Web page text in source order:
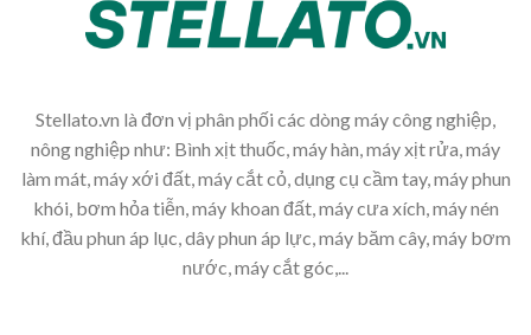
Stellato.vn là đơn vị phân phối các dòng máy công nghiệp,
nông nghiệp như: Bình xịt thuốc, máy hàn, máy xịt rửa, máy
làm mát, máy xới đất, máy cắt cỏ, dụng cụ cầm tay, máy phun
khói, bơm hỏa tiễn, máy khoan đất, máy cưa xích, máy nén
khí, đầu phun áp lục, dây phun áp lực, máy băm cây, máy bơm
nước, máy cắt góc,...